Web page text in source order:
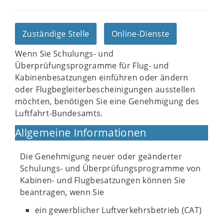
Zuständige Stelle
Online-Dienste
Wenn Sie Schulungs- und
Überprüfungsprogramme für Flug- und
Kabinenbesatzungen einführen oder ändern
oder Flugbegleiterbescheinigungen ausstellen
möchten, benötigen Sie eine Genehmigung des
Luftfahrt-Bundesamts.
Allgemeine Informationen
Die Genehmigung neuer oder geänderter
Schulungs- und Überprüfungsprogramme von
Kabinen- und Flugbesatzungen können Sie
beantragen, wenn Sie
ein gewerblicher Luftverkehrsbetrieb (CAT)